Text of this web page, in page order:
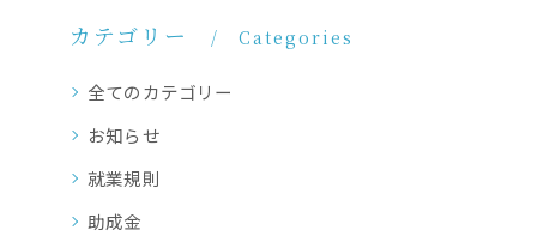
カテゴリー Categories
全てのカテゴリー
お知らせ
就業規則
助成金